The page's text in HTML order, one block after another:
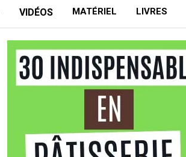
VIDÉOS MATÉRIEL LIVRES